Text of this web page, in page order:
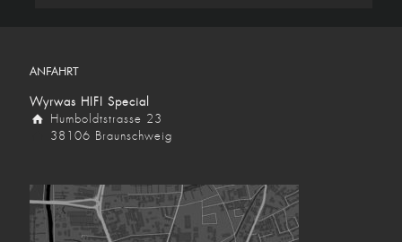
ANFAHRT
Wyrwas HIFI Special
Humboldtstrasse 23
38106 Braunschweig